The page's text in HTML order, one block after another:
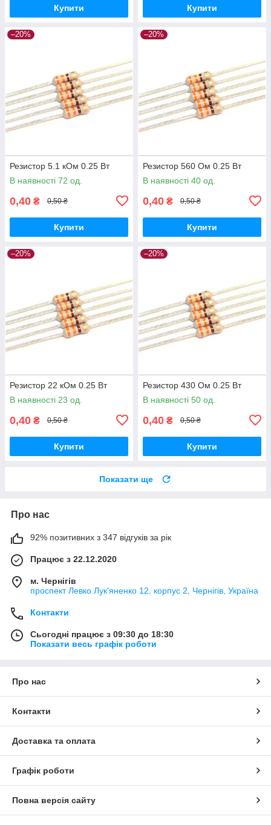
Купити Купити
–20%
Резистор 5.1 кОм 0.25 Вт
В наявності 72 од.
0,40 ₴ 0,50 ₴
Купити
–20%
Резистор 560 Ом 0.25 Вт
В наявності 40 од.
0,40 ₴ 0,50 ₴
Купити
–20%
Резистор 22 кОм 0.25 Вт
В наявності 23 од.
0,40 ₴ 0,50 ₴
Купити
–20%
Резистор 430 Ом 0.25 Вт
В наявності 50 од.
0,40 ₴ 0,50 ₴
Купити
Показати ще
Про нас
92% позитивних з 347 відгуків за рік
Працює з 22.12.2020
м. Чернігів
проспект Левко Лук'яненко 12, корпус 2, Чернігів, Україна
Контакти
Сьогодні працює з 09:30 до 18:30
Показати весь графік роботи
Про нас
Контакти
Доставка та оплата
Графік роботи
Повна версія сайту